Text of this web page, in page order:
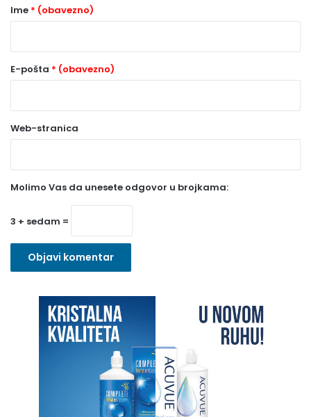
r
o
a
v
z
n
Ime * (obavezno)
E-pošta * (obavezno)
Web-stranica
Molimo Vas da unesete odgovor u brojkama:
3 + sedam =